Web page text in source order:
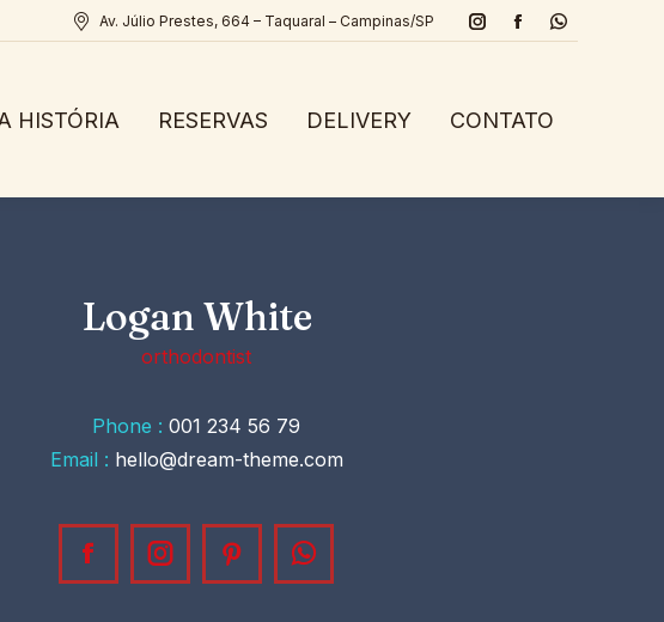
Av. Júlio Prestes, 664 – Taquaral – Campinas/SP
Instagram
opens
new
Facebook
opens
new
Whatsapp
new
HISTÓRIA RESERVAS DELIVERY CONTATO
Logan White
orthodontist
Phone : 001 234 56 79
Email : hello@dream-theme.com
FacebookInstagramPinterestWhatsapp